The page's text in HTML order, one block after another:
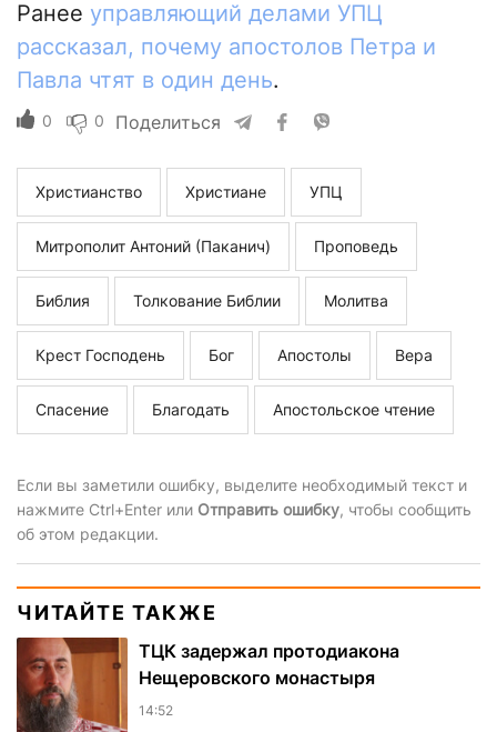
Ранее управляющий делами УПЦ
рассказал, почему апостолов Петра и
Павла чтят в один день.
0 0 Поделиться
Христианство Христиане УПЦ
Митрополит Антоний (Паканич) Проповедь
Библия Толкование Библии Молитва
Крест Господень Бог Апостолы Вера
Спасение Благодать Апостольское чтение
Если вы заметили ошибку, выделите необходимый текст и
нажмите Ctrl+Enter или Отправить ошибку, чтобы сообщить
об этом редакции.
ЧИТАЙТЕ ТАКЖЕ
ТЦК задержал протодиакона
Нещеровского монастыря
14:52